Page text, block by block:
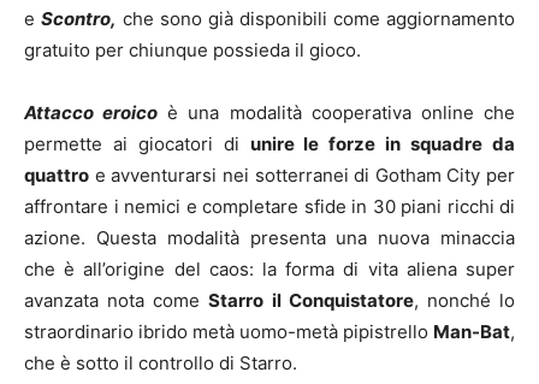
e Scontro, che sono già disponibili come aggiornamento
gratuito per chiunque possieda il gioco.
Attacco eroico è una modalità cooperativa online che
permette ai giocatori di unire le forze in squadre da
quattro e avventurarsi nei sotterranei di Gotham City per
affrontare i nemici e completare sfide in 30 piani ricchi di
azione. Questa modalità presenta una nuova minaccia
che è all’origine del caos: la forma di vita aliena super
avanzata nota comeStarro il Conquistatore, nonché lo
straordinario ibrido metà uomo-metà pipistrello Man-Bat,
che è sotto il controllo di Starro.